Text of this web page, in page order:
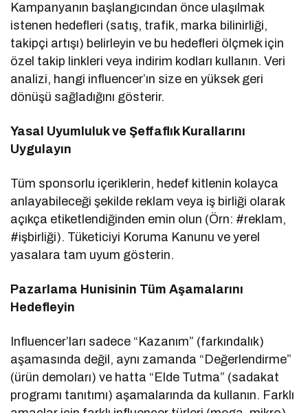
Kampanyanın başlangıcından önce ulaşılmak
istenen hedefleri (satış, trafik, marka bilinirliği,
takipçi artışı) belirleyin ve bu hedefleri ölçmek için
özel takip linkleri veya indirim kodları kullanın. Veri
analizi, hangi influencer’ın size en yüksek geri
dönüşü sağladığını gösterir.
Yasal Uyumluluk ve Şeffaflık Kurallarını
Uygulayın
Tüm sponsorlu içeriklerin, hedef kitlenin kolayca
anlayabileceği şekilde reklam veya iş birliği olarak
açıkça etiketlendiğinden emin olun (Örn: #reklam,
#işbirliği). Tüketiciyi Koruma Kanunu ve yerel
yasalara tam uyum gösterin.
Pazarlama Hunisinin Tüm Aşamalarını
Hedefleyin
Influencer’ları sadece “Kazanım” (farkındalık)
aşamasında değil, aynı zamanda “Değerlendirme”
(ürün demoları) ve hatta “Elde Tutma” (sadakat
programı tanıtımı) aşamalarında da kullanın. Farklı